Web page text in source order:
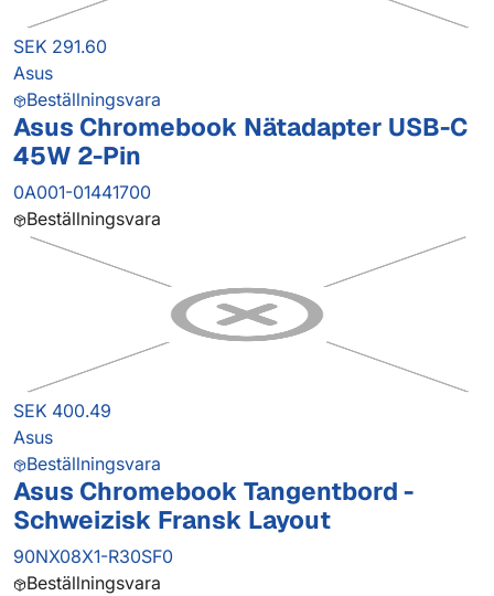
SEK 291.60
Asus
Beställningsvara
Asus Chromebook Nätadapter USB-C
45W 2-Pin
0A001-01441700
Beställningsvara
SEK 400.49
Asus
Beställningsvara
Asus Chromebook Tangentbord -
Schweizisk Fransk Layout
90NX08X1-R30SF0
Beställningsvara